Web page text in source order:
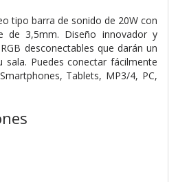
tipo barra de sonido de 20W con
de 3,5mm. Diseño innovador y
desconectables que darán un
Puedes conectar fácilmente
Tablets, MP3/4, PC,